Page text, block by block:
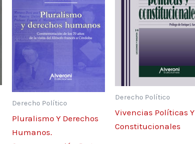
Derecho Político
Pluralismo Y Derechos
Humanos.
Derecho Político
Vivencias Políticas Y
Constitucionales